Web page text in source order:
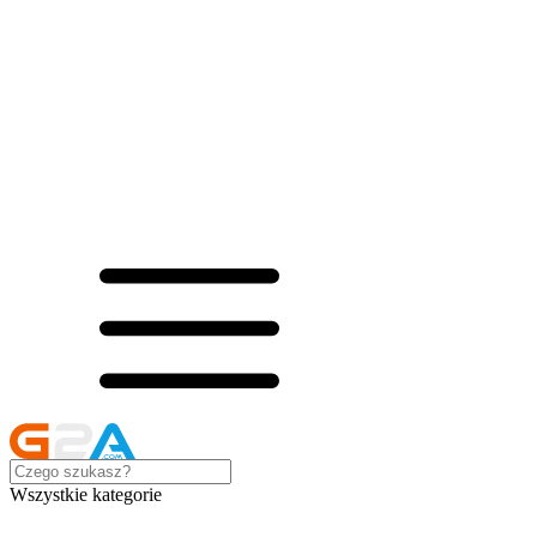
Wszystkie kategorie